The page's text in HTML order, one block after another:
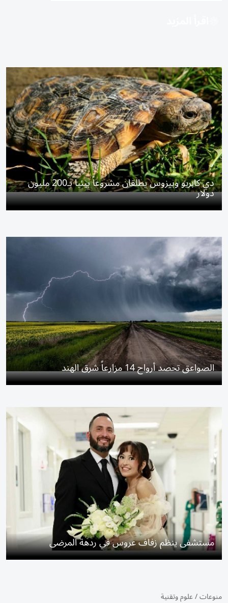
دي كابريو وبيزوس يطلقان مشروعاً بيئياً بـ200 مليون
دولار
الصواعق تحصد أرواح 14 مزارعاً شرق الهند
مستشفى ينظم زفاف عروس في ردهة المرضى
منوعات/علوم وتقنية